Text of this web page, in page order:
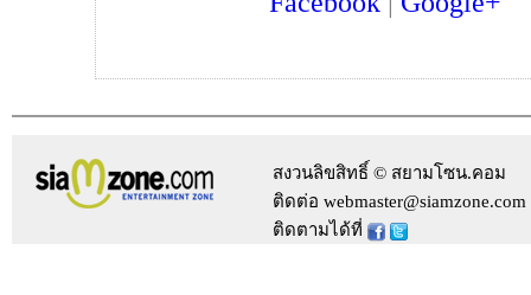
สงวนลิขสิทธิ์ © สยามโซน.คอม
ติดต่อ webmaster@siamzone.com
ติดตามได้ที่